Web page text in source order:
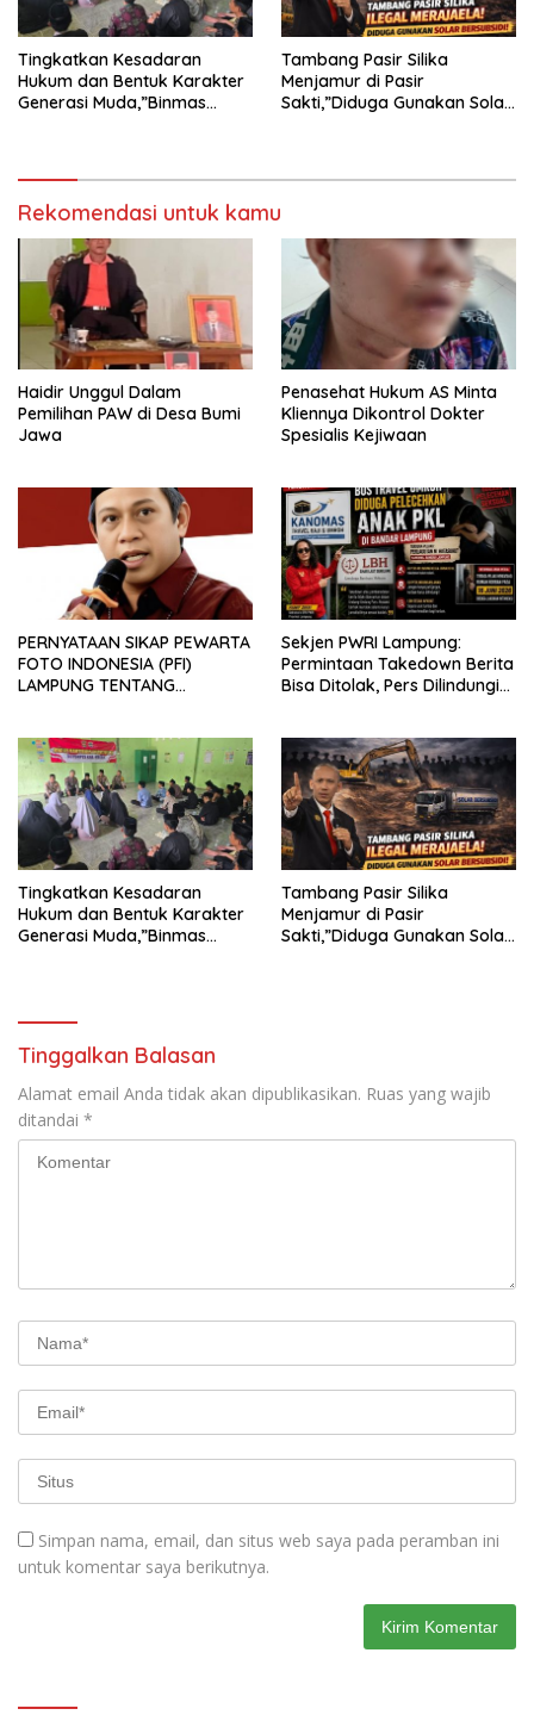
Tingkatkan Kesadaran
Hukum dan Bentuk Karakter
Generasi Muda,”Binmas
Tambang Pasir Silika
Menjamur di Pasir
Sakti,”Diduga Gunakan Solar
Rekomendasi untuk kamu
Haidir Unggul Dalam
Pemilihan PAW di Desa Bumi
Jawa
Penasehat Hukum AS Minta
Kliennya Dikontrol Dokter
Spesialis Kejiwaan
PERNYATAAN SIKAP PEWARTA
FOTO INDONESIA (PFI)
LAMPUNG TENTANG
TERHADAP JURNALIS DI
PENGADILAN NEGERI
TANJUNG KARANG.
Sekjen PWRI Lampung:
Permintaan Takedown Berita
Bisa Ditolak, Pers Dilindungi
Tingkatkan Kesadaran
Hukum dan Bentuk Karakter
Generasi Muda,”Binmas
Tambang Pasir Silika
Menjamur di Pasir
Sakti,”Diduga Gunakan Solar
Tinggalkan Balasan
Alamat email Anda tidak akan dipublikasikan. Ruas yang wajib
ditandai *
Simpan nama, email, dan situs web saya pada peramban ini
untuk komentar saya berikutnya.